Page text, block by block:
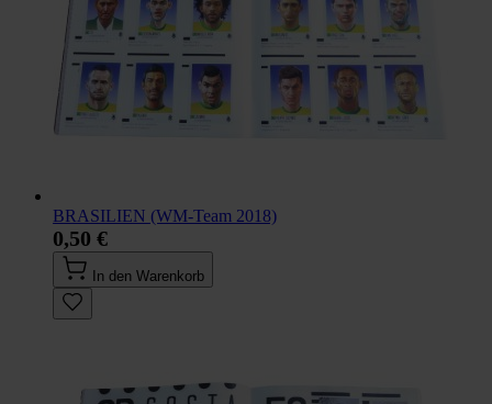
BRASILIEN (WM-Team 2018)
0,50 €
In den Warenkorb